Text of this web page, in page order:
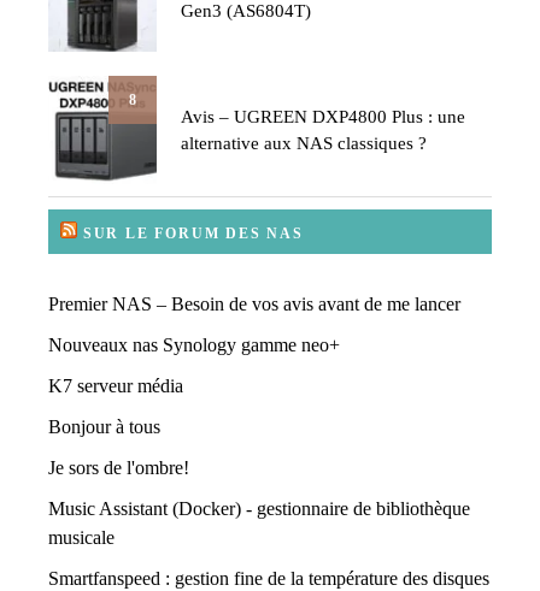
Gen3 (AS6804T)
8
Avis – UGREEN DXP4800 Plus : une
alternative aux NAS classiques ?
SUR LE FORUM DES NAS
Premier NAS – Besoin de vos avis avant de me lancer
Nouveaux nas Synology gamme neo+
K7 serveur média
Bonjour à tous
Je sors de l'ombre!
Music Assistant (Docker) - gestionnaire de bibliothèque
musicale
Smartfanspeed : gestion fine de la température des disques